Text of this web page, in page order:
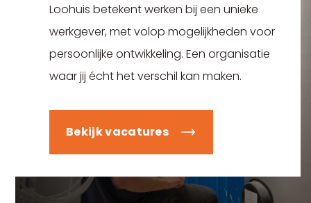
Loohuis betekent werken bij een unieke
werkgever, met volop mogelijkheden voor
persoonlijke ontwikkeling. Een organisatie
waar jij écht het verschil kan maken.
Bekijk vacatures